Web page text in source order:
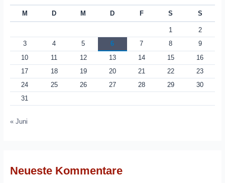
M D M D F S S
1
2
3
4 5 6 7 8
9
10
11 12 13 14 15
16
17
18 19 20 21 22
23
24
25 26 27 28 29
30
31
« Juni
Neueste Kommentare